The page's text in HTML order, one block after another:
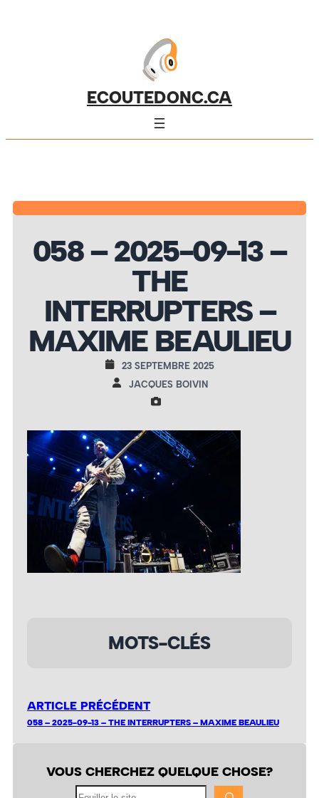
ECOUTEDONC.CA
058 – 2025-09-13 –
THE
INTERRUPTERS –
MAXIME BEAULIEU
23 SEPTEMBRE 2025
JACQUES BOIVIN
MOTS-CLÉS
ARTICLE PRÉCÉDENT
058 – 2025-09-13 – THE INTERRUPTERS – MAXIME BEAULIEU
VOUS CHERCHEZ QUELQUE CHOSE?